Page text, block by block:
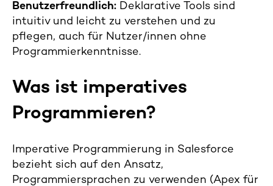
Benutzerfreundlich: Deklarative Tools sind
intuitiv und leicht zu verstehen und zu
pflegen, auch für Nutzer/innen ohne
Programmierkenntnisse.
Was ist imperatives
Programmieren?
Imperative Programmierung in Salesforce
bezieht sich auf den Ansatz,
Programmiersprachen zu verwenden (Apex für